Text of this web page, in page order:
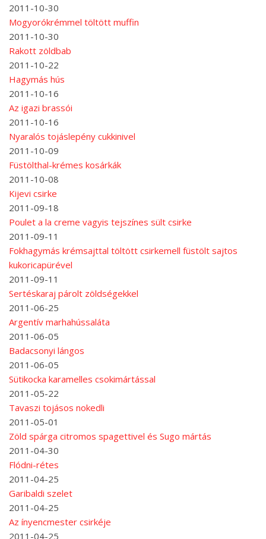
2011-10-30
Mogyorókrémmel töltött muffin
2011-10-30
Rakott zöldbab
2011-10-22
Hagymás hús
2011-10-16
Az igazi brassói
2011-10-16
Nyaralós tojáslepény cukkinivel
2011-10-09
Füstölthal-krémes kosárkák
2011-10-08
Kijevi csirke
2011-09-18
Poulet a la creme vagyis tejszínes sült csirke
2011-09-11
Fokhagymás krémsajttal töltött csirkemell füstölt sajtos
kukoricapürével
2011-09-11
Sertéskaraj párolt zöldségekkel
2011-06-25
Argentív marhahússaláta
2011-06-05
Badacsonyi lángos
2011-06-05
Sütikocka karamelles csokimártással
2011-05-22
Tavaszi tojásos nokedli
2011-05-01
Zöld spárga citromos spagettivel és Sugo mártás
2011-04-30
Flódni-rétes
2011-04-25
Garibaldi szelet
2011-04-25
Az ínyencmester csirkéje
2011-04-25